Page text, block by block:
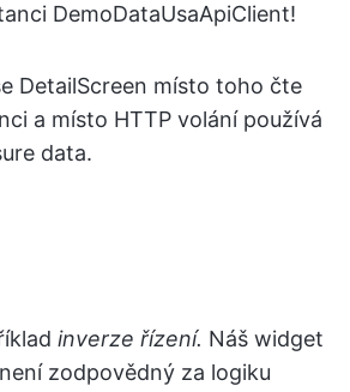
DemoDataUsaApiClient!
DetailScreen místo toho čte
a místo HTTP volání používá
data.
inverze řízení. Náš widget
zodpovědný za logiku